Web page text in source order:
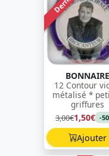
BONNAIRE
12 Contour
métalisé *
griffures
3,00€1,50€ -
Ajouter